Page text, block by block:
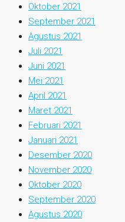
Oktober 2021
September 2021
Agustus 2021
Juli 2021
Juni 2021
Mei 2021
April 2021
Maret 2021
Februari 2021
Januari 2021
Desember 2020
November 2020
Oktober 2020
September 2020
Agustus 2020